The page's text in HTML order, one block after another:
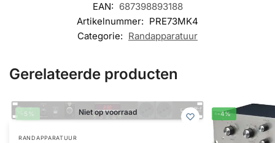
EAN: 687398893188
Artikelnummer: PRE73MK4
Categorie: Randapparatuur
Gerelateerde producten
-5% Niet op voorraad
RANDAPPARATUUR
-4%